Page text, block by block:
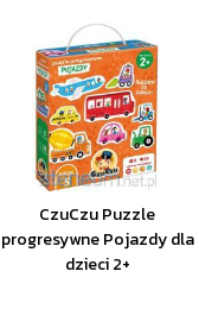
CzuCzu Puzzle
progresywne Pojazdy dla
dzieci 2+